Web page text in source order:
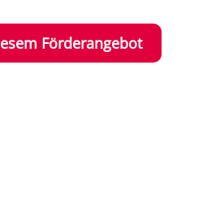
Förderangebot